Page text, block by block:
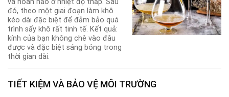
và hoàn hảo ở nhiệt độ thấp. Sau
đó, theo một giai đoạn làm khô
kéo dài đặc biệt để đảm bảo quá
trình sấy khô rất tinh tế. Kết quả:
kính của bạn không chê vào đâu
được và đặc biệt sáng bóng trong
thời gian dài.
TIẾT KIỆM VÀ BẢO VỆ MÔI TRƯỜNG